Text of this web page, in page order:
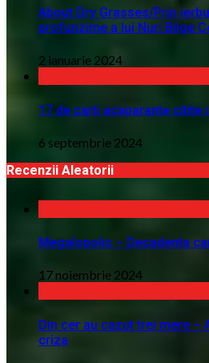
About Dry Grasses/Prin
profunzime a lui Nuri Bilge
2 ianuarie 2024
17 de carti acaparante citite
6 septembrie 2024
Recenzii Aleatorii
Megalopolis – Decadenta
17 noiembrie 2024
Din cer au cazut trei mere –
criza